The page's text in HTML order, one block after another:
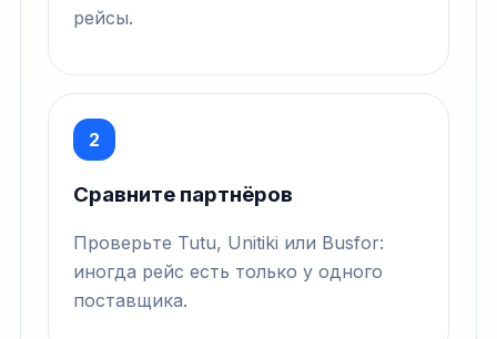
рейсы.
2
Сравните партнёров
Проверьте Tutu, Unitiki или Busfor:
иногда рейс есть только у одного
поставщика.